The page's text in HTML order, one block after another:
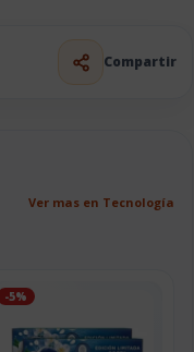
Compartir
Ver mas en Tecnología
-5%